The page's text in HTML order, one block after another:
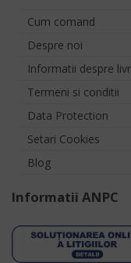
Cum comand
Despre noi
Informatii despre
Termeni si conditii
Data Protection
Setari Cookies
Blog
Informatii ANPC